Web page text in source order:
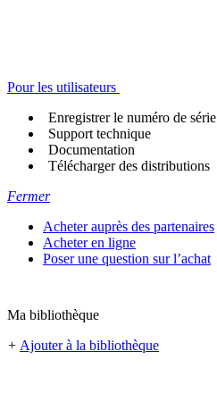
Pour les utilisateurs
Enregistrer le numéro de série
Support technique
Documentation
Télécharger des distributions
Fermer
Acheter auprès des partenaires
Acheter en ligne
Poser une question sur l’achat
Ma bibliothèque
+ Ajouter à la bibliothèque